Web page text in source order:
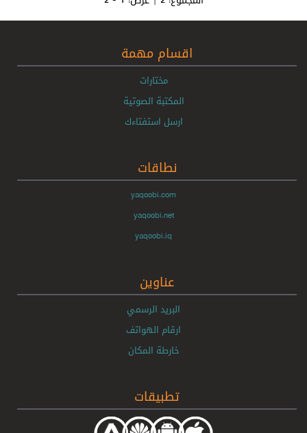
اقسام مهمة
مختارات
المكتبة الصوتية
ارسل استفتاءك
نطاقات
yaqoobi.com
yaqoobi.net
yaqoobi.iq
عناوين
البريد الرسمي
ارقام الهواتف
خارطة المكان
تطبيقات